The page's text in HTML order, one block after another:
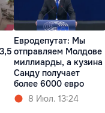
Евродепутат: Мы
отправляем Молдове
миллиарды, а кузина
Санду получает
более 6000 евро
8 Июл. 13:24